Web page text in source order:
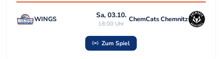
WINGS Sa, 03.10.
18:00 Uhr
ChemCats Chemnitz
Zum Spiel